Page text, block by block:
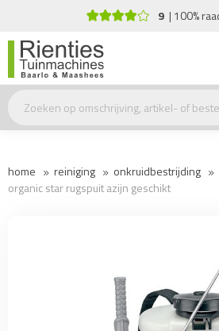
100% raadt ons aan!
home reiniging onkruidbestrijding
organic star rugspuit azijn geschikt